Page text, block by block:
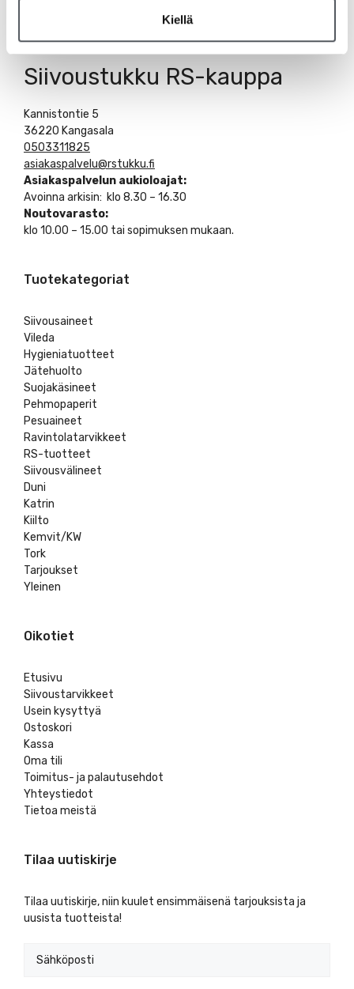
Kiellä
Siivoustukku RS-kauppa
Kannistontie 5
36220 Kangasala
0503311825
asiakaspalvelu@rstukku.fi
Asiakaspalvelun aukioloajat:
Avoinna arkisin: klo 8.30 – 16.30
Noutovarasto:
klo 10.00 – 15.00 tai sopimuksen mukaan.
Tuotekategoriat
Siivousaineet
Vileda
Hygieniatuotteet
Jätehuolto
Suojakäsineet
Pehmopaperit
Pesuaineet
Ravintolatarvikkeet
RS-tuotteet
Siivousvälineet
Duni
Katrin
Kiilto
Kemvit/KW
Tork
Tarjoukset
Yleinen
Oikotiet
Etusivu
Siivoustarvikkeet
Usein kysyttyä
Ostoskori
Kassa
Oma tili
Toimitus- ja palautusehdot
Yhteystiedot
Tietoa meistä
Tilaa uutiskirje
Tilaa uutiskirje, niin kuulet ensimmäisenä tarjouksista ja
uusista tuotteista!